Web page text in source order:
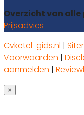
Overzicht van alle
Prijsadvies
Cvketel-gids.nl |
Voorwaarden |
aanmelden |
×